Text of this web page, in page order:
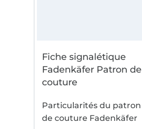
Fiche signalétique
Fadenkäfer Patron de
couture
Particularités du patron
de couture Fadenkäfer